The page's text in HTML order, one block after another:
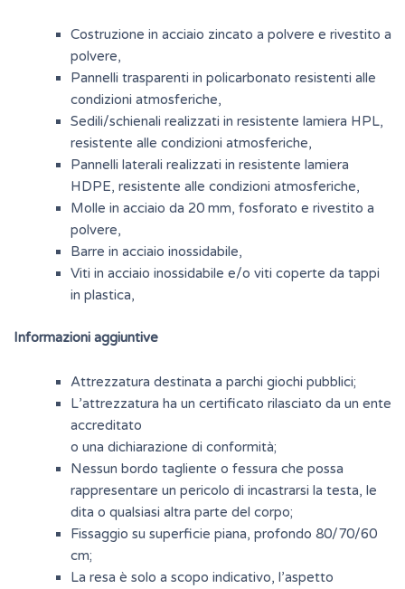
Costruzione in acciaio zincato a polvere e rivestito a
polvere,
Pannelli trasparenti in policarbonato resistenti alle
condizioni atmosferiche,
Sedili/schienali realizzati in resistente lamiera HPL,
resistente alle condizioni atmosferiche,
Pannelli laterali realizzati in resistente lamiera
HDPE, resistente alle condizioni atmosferiche,
Molle in acciaio da 20 mm, fosforato e rivestito a
polvere,
Barre in acciaio inossidabile,
Viti in acciaio inossidabile e/o viti coperte da tappi
in plastica,
Informazioni aggiuntive
Attrezzatura destinata a parchi giochi pubblici;
L’attrezzatura ha un certificato rilasciato da un ente
accreditato
o una dichiarazione di conformità;
Nessun bordo tagliente o fessura che possa
rappresentare un pericolo di incastrarsi la testa, le
dita o qualsiasi altra parte del corpo;
Fissaggio su superficie piana, profondo 80/70/60
cm;
La resa è solo a scopo indicativo, l’aspetto